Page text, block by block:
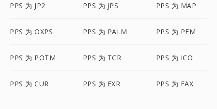
PPS 为 JP2 PPS 为 JPS PPS 为 MAP
PPS 为 OXPS PPS 为 PALM PPS 为 PFM
PPS 为 POTM PPS 为 TCR PPS 为 ICO
PPS 为 CUR PPS 为 EXR PPS 为 FAX